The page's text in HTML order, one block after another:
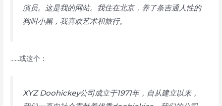
演员。这是我的网站。我住在北京，养了条吉通人性的
狗叫小黑，我喜欢艺术和旅行。
……或这个：
XYZ Doohickey公司成立于1971年，自从建立以来，